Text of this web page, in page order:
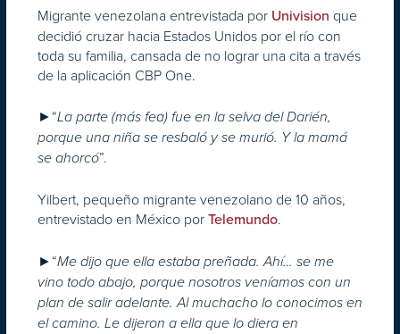
Migrante venezolana entrevistada por Univision que
decidió cruzar hacia Estados Unidos por el río con
toda su familia, cansada de no lograr una cita a través
de la aplicación CBP One.
►“La parte (más fea) fue en la selva del Darién,
porque una niña se resbaló y se murió. Y la mamá
se ahorcó”.
Yilbert, pequeño migrante venezolano de 10 años,
entrevistado en México por Telemundo.
►“Me dijo que ella estaba preñada. Ahí… se me
vino todo abajo, porque nosotros veníamos con un
plan de salir adelante. Al muchacho lo conocimos en
el camino. Le dijeron a ella que lo diera en